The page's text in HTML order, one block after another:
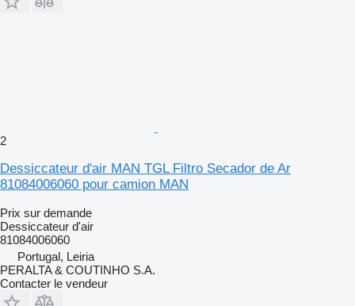
2
Dessiccateur d'air MAN TGL Filtro Secador de Ar
81084006060 pour camion MAN
Prix sur demande
Dessiccateur d'air
81084006060
Portugal, Leiria
PERALTA & COUTINHO S.A.
Contacter le vendeur